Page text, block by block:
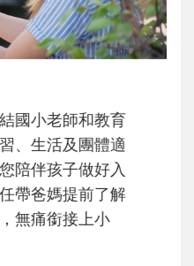
男人│讀懂父親的
！男人總是在一次
，跟著孩子一起長
遊戲，到獨立自
的能力養成。爸爸
與孩子每個重要的